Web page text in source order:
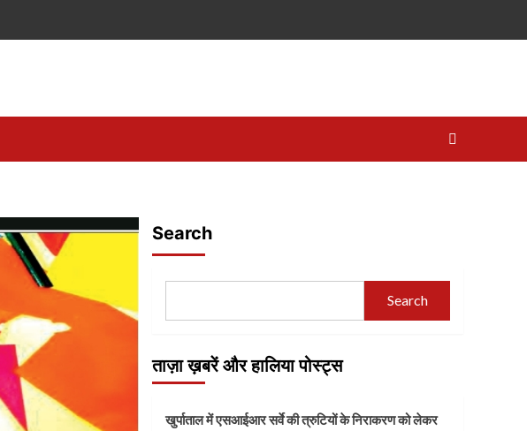
Search
Search
ताज़ा ख़बरें और हालिया पोस्ट्स
खुर्पाताल में एसआईआर सर्वे की त्रुटियों के निराकरण को लेकर